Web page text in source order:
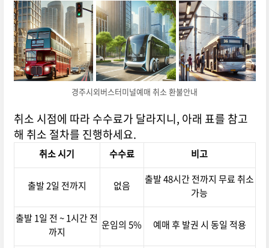
경주시외버스터미널예매 취소 환불안내
취소 시점에 따라 수수료가 달라지니, 아래 표를 참고
해 취소 절차를 진행하세요.
취소 시기 수수료 비고
출발 2일 전까지 없음
출발 48시간 전까지 무료 취소
가능
출발 1일 전 ~ 1시간 전
까지
운임의 5% 예매 후 발권 시 동일 적용